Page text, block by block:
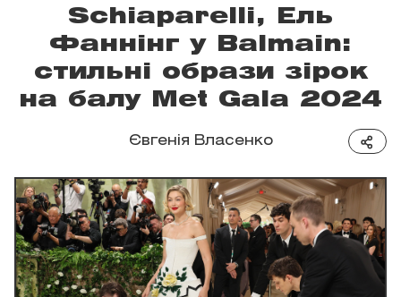
Schiaparelli, Ель
Фаннінг у Balmain:
стильні образи зірок
на балу Met Gala 2024
Євгенія Власенко